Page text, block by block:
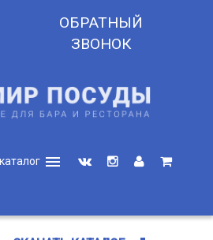
ОБРАТНЫЙ
ЗВОНОК
menu